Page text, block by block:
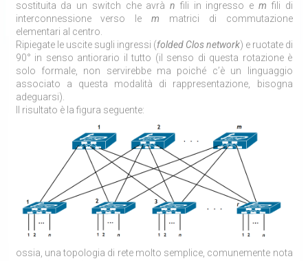
sostituita da un switch che avràn fili in ingresso e m fili di
interconnessione verso le m matrici di commutazione
elementari al centro.
Ripiegate le uscite sugli ingressi (folded Clos network) e ruotate di
90° in senso antiorario il tutto (il senso di questa rotazione è
solo formale, non servirebbe ma poiché c’è un linguaggio
associato a questa modalità di rappresentazione, bisogna
adeguarsi).
Il risultato è la figura seguente:
ossia, una topologia di rete molto semplice, comunemente nota